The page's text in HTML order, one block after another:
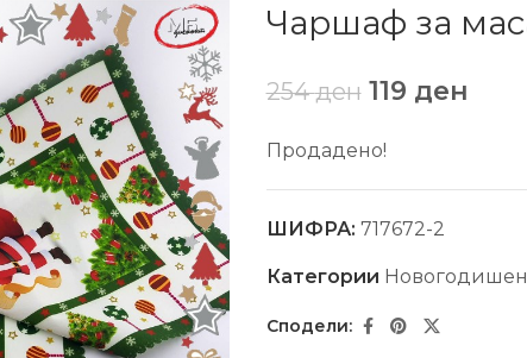
Чаршаф за
254ден 119 ден
Продадено!
ШИФРА: 717672-2
Категории Новогодишен